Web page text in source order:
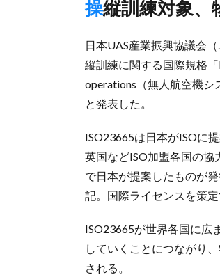
操縦訓練対象
日本UAS産業振興協議会
縦訓練に関する国際規格
operations（無人航空機シ
と発表した。
ISO23665は日本がISOに
英国などISO加盟各国の
で日本が提案したものが
記。国際ライセンスを策
ISO23665が世界各国に広
していくことにつながり
される。